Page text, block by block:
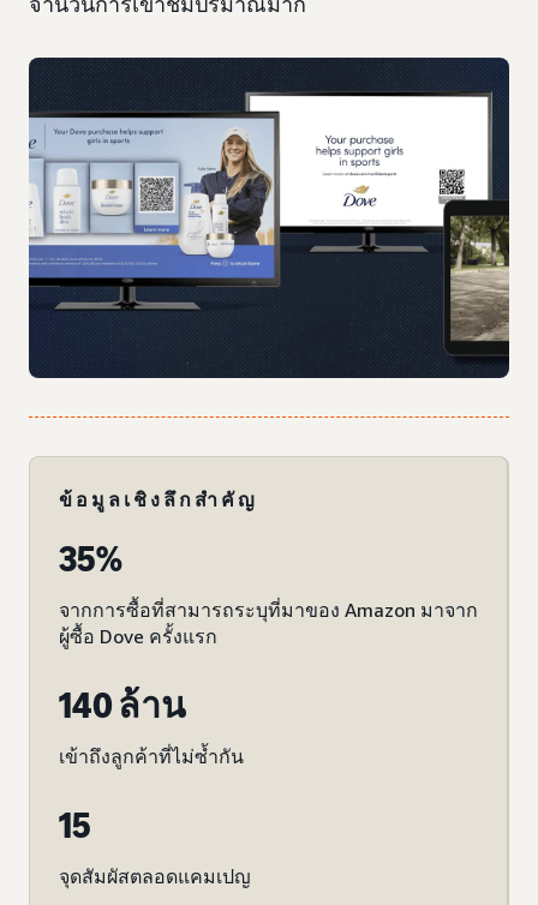
ข้อมูลเชิงลึกสำคัญ
35%
จากการซื้อที่สามารถระบุที่มาของ Amazon มาจาก
ผู้ซื้อ Dove ครั้งแรก
140 ล้าน
เข้าถึงลูกค้าที่ไม่ซ้ำกัน
15
จุดสัมผัสตลอดแคมเปญ